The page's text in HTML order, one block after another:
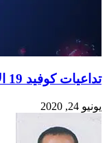
تداعيات كوفيد 19 الاقتصادية في السنغال
يونيو 24, 2020